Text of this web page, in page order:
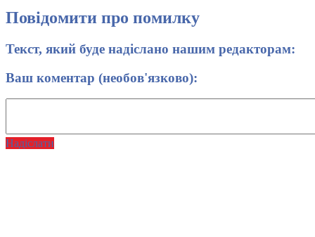
Повідомити про помилку
Текст, який буде надіслано нашим редакторам:
Ваш коментар (необов'язково):
Надіслати